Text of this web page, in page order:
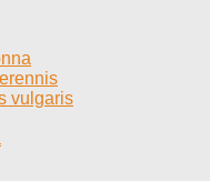
vulgaris